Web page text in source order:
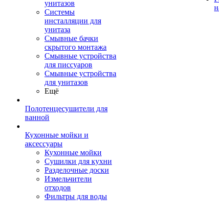
унитазов
Системы
инсталляции для
унитаза
Смывные бачки
скрытого монтажа
Смывные устройства
для писсуаров
Смывные устройства
для унитазов
Ещё
Полотенцесушители для
ванной
Кухонные мойки и
аксессуары
Кухонные мойки
Сушилки для кухни
Разделочные доски
Измельчители
отходов
Фильтры для воды